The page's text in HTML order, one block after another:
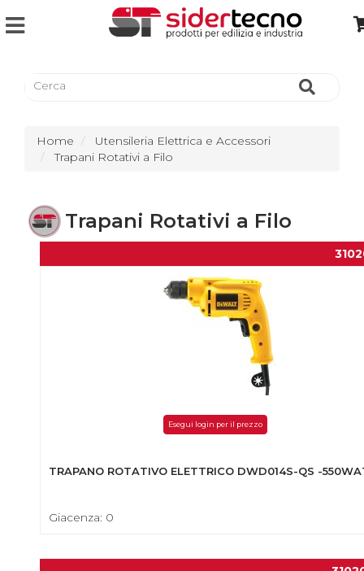
Home
Utensileria Elettrica e Accessori
Trapani Rotativi a Filo
Trapani Rotativi a Filo
Esegui login per il prezzo
TRAPANO ROTATIVO ELETTRICO DWD014S-QS -
Giacenza: 0